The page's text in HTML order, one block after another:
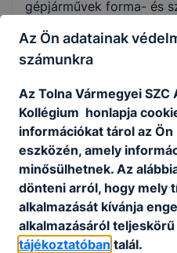
Nem
gépjárművek forma- és
végső felület
KOMPETENCIAELVÁRÁS
Jó tér- és színlátás, jó
számítógépes ismeret,
A SZAKKÉPZETTSÉGGEL
gépjárművek
előkészíti, és a
Az Ön adatainak
számunkra
Az Tolna Vármegyei
Kollégium honlapja
információkat tárol az
eszközén, amely
minősülhetnek. Az
dönteni arról, hogy mely
alkalmazását kívánja
alkalmazásáról
tájékoztatóban talál.